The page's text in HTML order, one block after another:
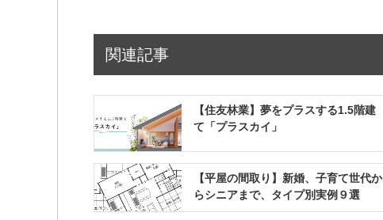
関連記事
【住友林業】夢をプラスする1.5階建
て「プラスカイ」
【平屋の間取り】新婚、子育て世代か
らシニアまで、タイプ別実例９選